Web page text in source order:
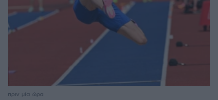
πριν μία ώρα